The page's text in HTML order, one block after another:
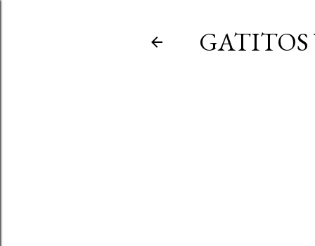
GATITOS